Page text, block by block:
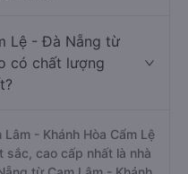
Lệ - Đà Nẵng từ
có chất lượng
- Khánh Hòa Cẩm Lệ
cao cấp nhất là nhà